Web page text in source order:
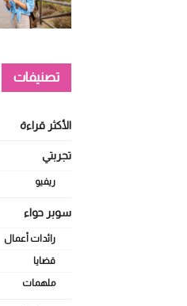
تصنيفات
الأكثر قراءة
تجربتي
ريفيو
سوبر حواء
رائدات أعمال
قضايا
ملهمات